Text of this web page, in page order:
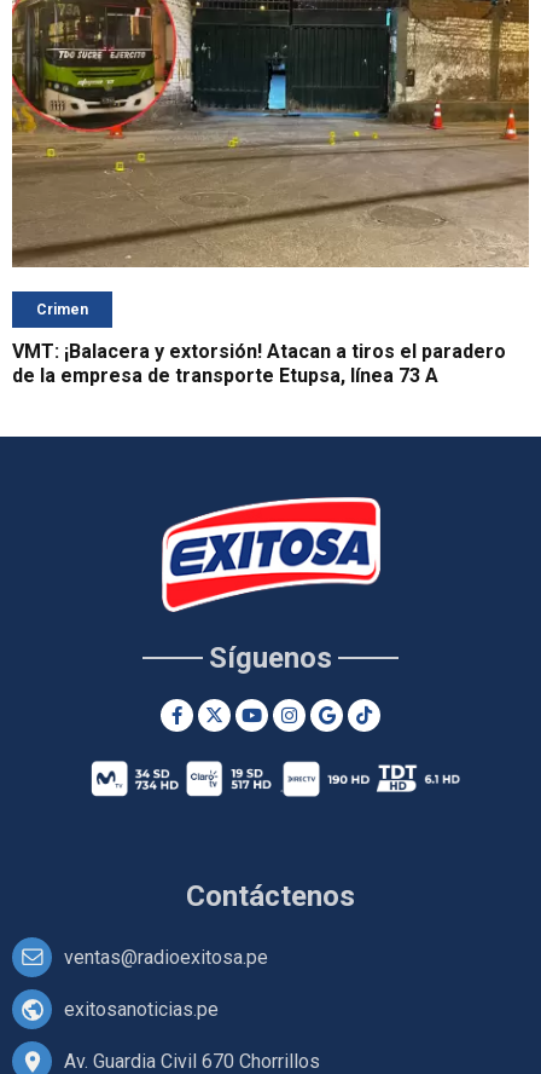
Crimen
VMT: ¡Balacera y extorsión! Atacan a tiros el paradero
de la empresa de transporte Etupsa, línea 73 A
Contáctenos
ventas@radioexitosa.pe
exitosanoticias.pe
Av. Guardia Civil 670 Chorrillos
Síguenos